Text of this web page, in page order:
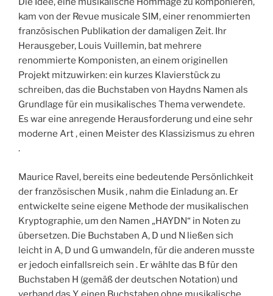
kam von der Revue musicale SIM, einer renommierten
französischen Publikation der damaligen Zeit. Ihr
Herausgeber, Louis Vuillemin, bat mehrere
renommierte Komponisten, an einem originellen
Projekt mitzuwirken: ein kurzes Klavierstück zu
schreiben, das die Buchstaben von Haydns Namen als
Grundlage für ein musikalisches Thema verwendete.
Es war eine anregende Herausforderung und eine sehr
moderne Art , einen Meister des Klassizismus zu ehren
.
Maurice Ravel, bereits eine bedeutende Persönlichkeit
der französischen Musik , nahm die Einladung an. Er
entwickelte seine eigene Methode der musikalischen
Kryptographie, um den Namen „HAYDN“ in Noten zu
übersetzen. Die Buchstaben A, D und N ließen sich
leicht in A, D und G umwandeln, für die anderen musste
er jedoch einfallsreich sein . Er wählte das B für den
Buchstaben H (gemäß der deutschen Notation) und